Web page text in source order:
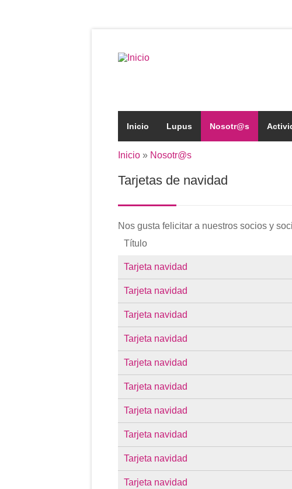
Inicio Lupus Nosotr@s
Formulario de búsqueda
Se encuentra usted aquí
Inicio » Nosotr@s
Tarjetas de navidad
Nos gusta felicitar a nuestros socios y
Título
Tarjeta navidad
Tarjeta navidad
Tarjeta navidad
Tarjeta navidad
Tarjeta navidad
Tarjeta navidad
Tarjeta navidad
Tarjeta navidad
Tarjeta navidad
Tarjeta navidad